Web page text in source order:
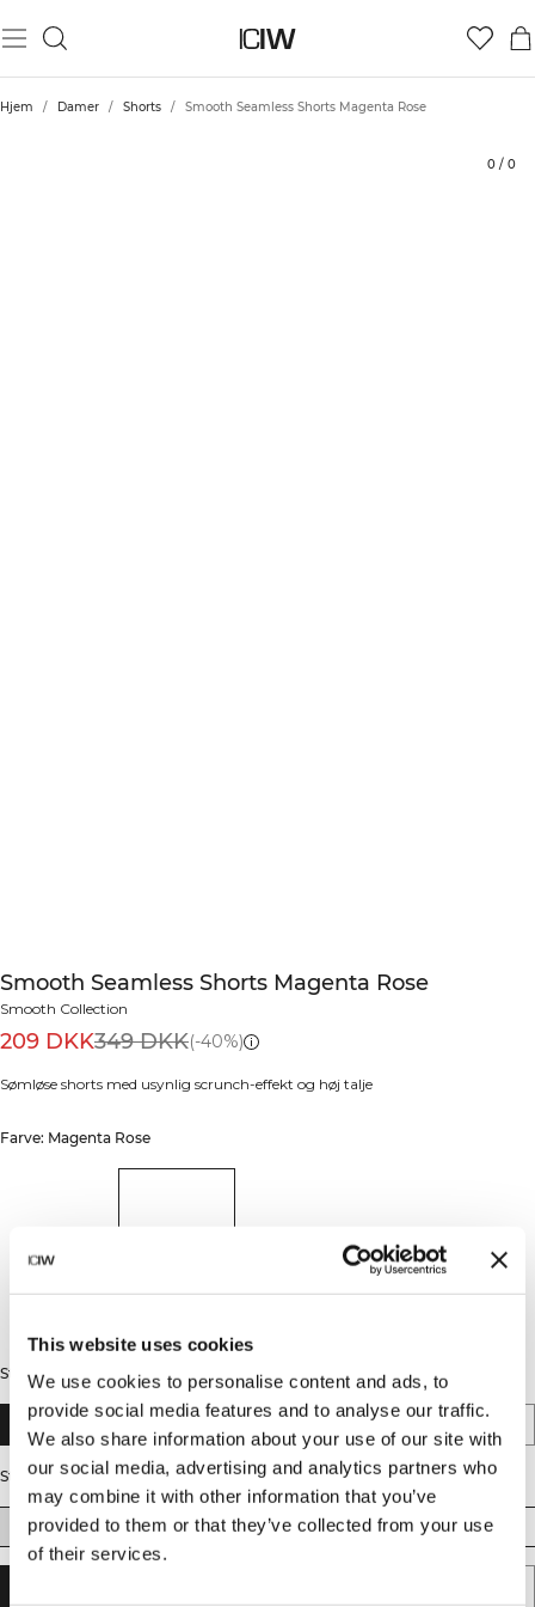
This website uses cookies
We use cookies to personalise content and ads, to
provide social media features and to analyse our traffic.
We also share information about your use of our site with
our social media, advertising and analytics partners who
may combine it with other information that you’ve
provided to them or that they’ve collected from your use
of their services.
Hjem / Damer / Shorts / Smooth Seamless Shorts Magenta Rose
0 / 0
Smooth Seamless Shorts Magenta Rose
Smooth Collection
209 DKK349 DKK(-40%)
Sømløse shorts med usynlig scrunch-effekt og høj talje
Farve: Magenta Rose
Stil
Størrelse
XS S M L XL XXL